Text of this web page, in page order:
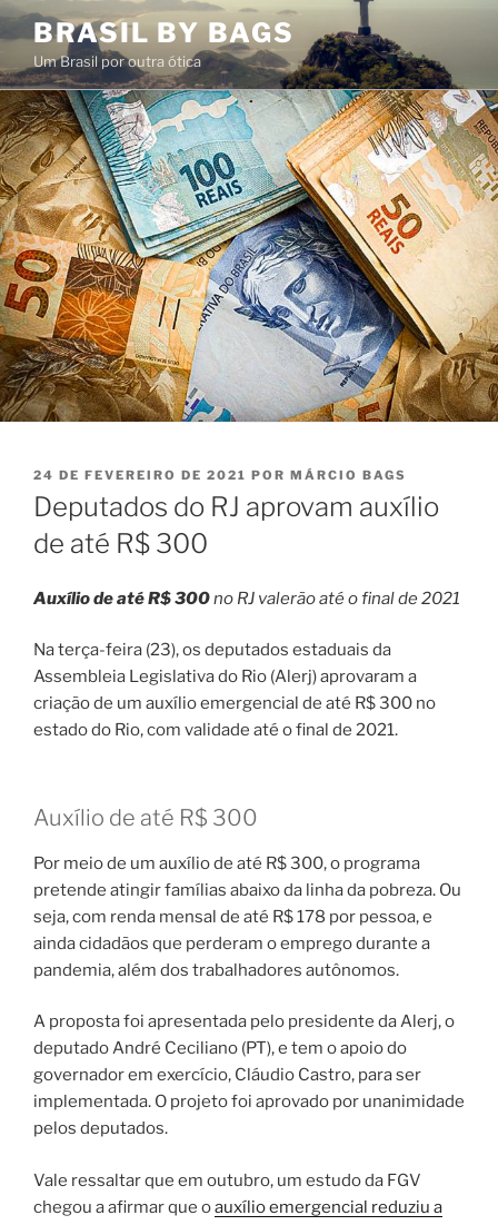
Pular
para
o
conteúdo
BRASIL BY BAGS
Um Brasil por outra ótica
PUBLICADO
EM
24 DE FEVEREIRO DE 2021 POR MÁRCIO BAGS
Deputados do RJ aprovam auxílio
de até R$ 300
Auxílio de até R$ 300no RJ valerão até o final de 2021
Na terça-feira (23), os deputados estaduais da
Assembleia Legislativa do Rio (Alerj) aprovaram a
criação de um auxílio emergencial de até R$ 300 no
estado do Rio, com validade até o final de 2021.
Auxílio de até R$ 300
Por meio de um auxílio de até R$ 300, o programa
pretende atingir famílias abaixo da linha da pobreza. Ou
seja, com renda mensal de até R$ 178 por pessoa, e
ainda cidadãos que perderam o emprego durante a
pandemia, além dos trabalhadores autônomos.
A proposta foi apresentada pelo presidente da Alerj, o
deputado André Ceciliano (PT), e tem o apoio do
governador em exercício, Cláudio Castro, para ser
implementada. O projeto foi aprovado por unanimidade
pelos deputados.
Vale ressaltar que em outubro, um estudo da FGV
chegou a afirmar que oauxílio emergencial reduziu a